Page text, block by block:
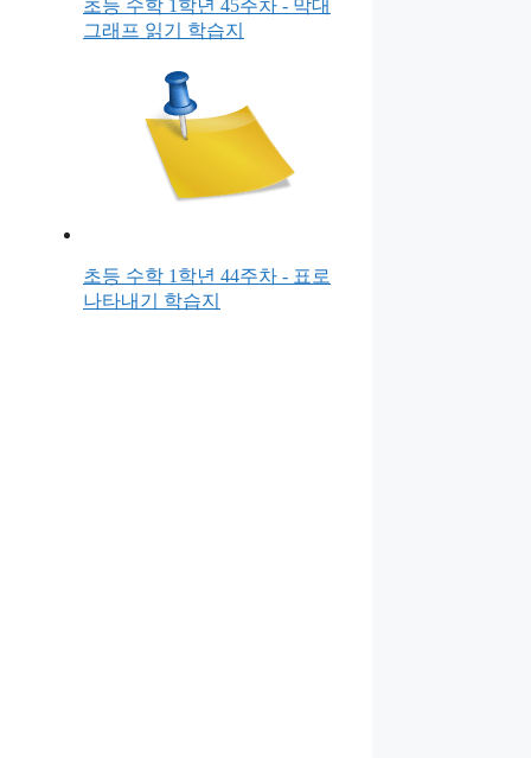
초등 수학 1학년 45주차 - 막대
그래프 읽기 학습지
초등 수학 1학년 44주차 - 표로
나타내기 학습지